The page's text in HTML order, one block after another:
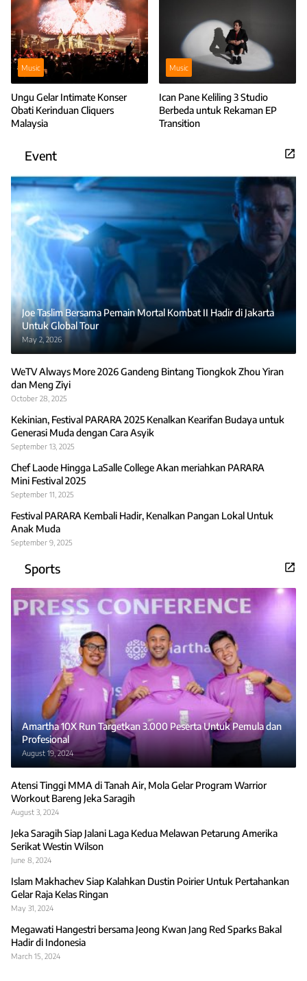
Music
Ungu Gelar Intimate Konser
Obati Kerinduan Cliquers
Malaysia
Music
Ican Pane Keliling 3 Studio
Berbeda untuk Rekaman EP
Transition
Event
Joe Taslim Bersama Pemain Mortal Kombat II Hadir di Jakarta
Untuk Global Tour
May 2, 2026
WeTV Always More 2026 Gandeng Bintang Tiongkok Zhou Yiran
dan Meng Ziyi
October 28, 2025
Kekinian, Festival PARARA 2025 Kenalkan Kearifan Budaya untuk
Generasi Muda dengan Cara Asyik
September 13, 2025
Chef Laode Hingga LaSalle College Akan meriahkan PARARA
Mini Festival 2025
September 11, 2025
Festival PARARA Kembali Hadir, Kenalkan Pangan Lokal Untuk
Anak Muda
September 9, 2025
Sports
Amartha 10X Run Targetkan 3.000 Peserta Untuk Pemula dan
Profesional
August 19, 2024
Atensi Tinggi MMA di Tanah Air, Mola Gelar Program Warrior
Workout Bareng Jeka Saragih
August 3, 2024
Jeka Saragih Siap Jalani Laga Kedua Melawan Petarung Amerika
Serikat Westin Wilson
June 8, 2024
Islam Makhachev Siap Kalahkan Dustin Poirier Untuk Pertahankan
Gelar Raja Kelas Ringan
May 31, 2024
Megawati Hangestri bersama Jeong Kwan Jang Red Sparks Bakal
Hadir di Indonesia
March 15, 2024